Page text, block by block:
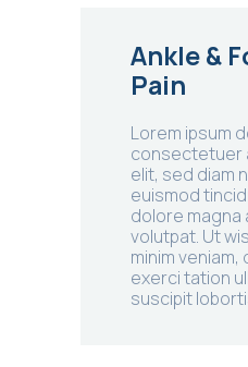
Ankle &
Pain
Lorem ipsum
consectetuer
elit, sed diam
euismod
dolore magna
volutpat. Ut
minim
exerci tation
suscipit